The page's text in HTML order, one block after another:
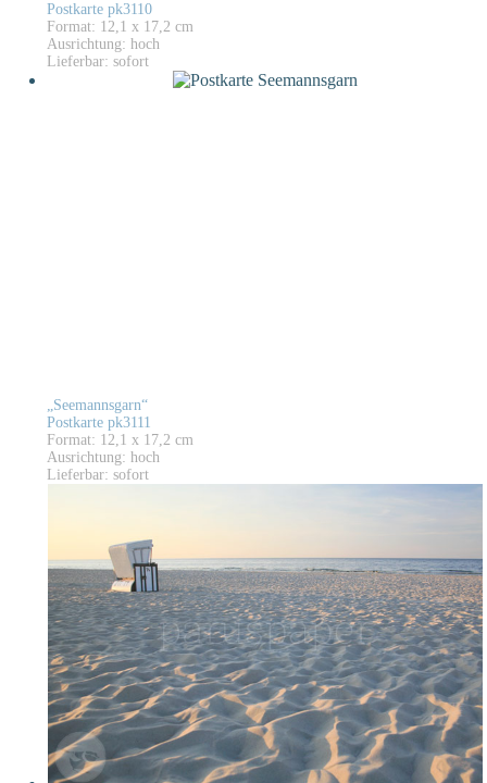
Postkarte pk3110
Format: 12,1 x 17,2 cm
Ausrichtung: hoch
Lieferbar: sofort
„Seemannsgarn“
Postkarte pk3111
Format: 12,1 x 17,2 cm
Ausrichtung: hoch
Lieferbar: sofort